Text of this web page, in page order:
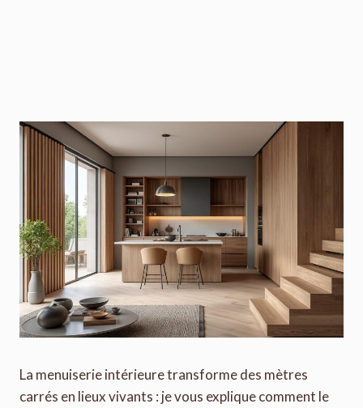
La menuiserie intérieure transforme des mètres
carrés en lieux vivants : je vous explique comment le